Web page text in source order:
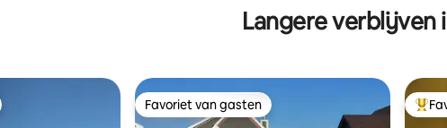
Langere verblijven
Favoriet van gasten
Favoriet van gasten